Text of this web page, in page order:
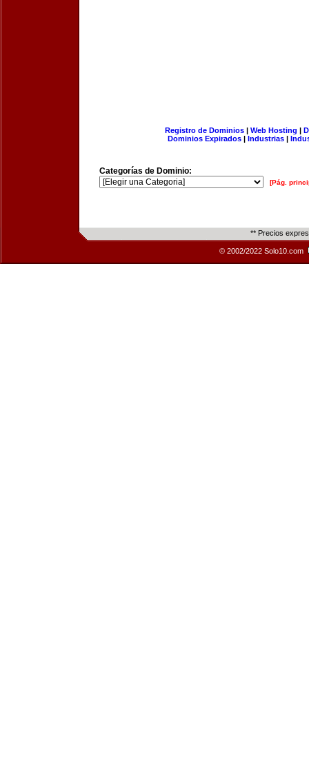
Registro de Dominios| Web Hosting |
Dominios Expirados | Industrias |
Categorías de Dominio:
[Pág.
** Precios
© 2002/2022 Solo10.com